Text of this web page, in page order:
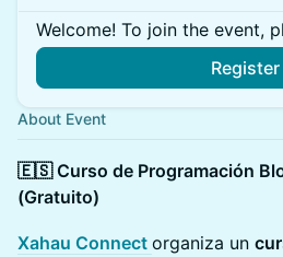
Welcome! To join the event,
Register
About Event
🇪🇸 Curso de Programación
(Gratuito)
Xahau Connect organiza un